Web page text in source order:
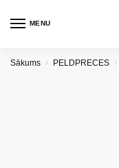
MENU
Sākums / PELDPRECES /